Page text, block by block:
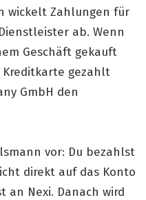
wickelt Zahlungen für
ab. Wenn
Geschäft gekauft
gezahlt
GmbH den
vor: Du bezahlst
direkt auf das Konto
an Nexi. Danach wird